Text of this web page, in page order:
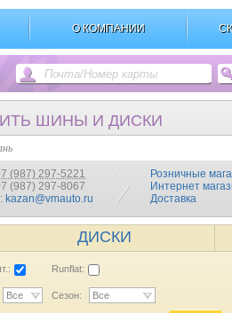
О КОМПАНИИ
ШИНЫ И ДИСКИ
(987) 297-5221
(987) 297-8067
kazan@vmauto.ru
Розничные
Интернет
Доставка
ДИСКИ
Runflat:
Все Сезон: Все